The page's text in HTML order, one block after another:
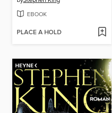
EBOOK
PLACE A HOLD